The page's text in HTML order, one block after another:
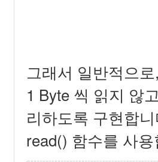
그래서 일반적으
1 Byte 씩 읽지 않
리하도록 구현합
read() 함수를 사